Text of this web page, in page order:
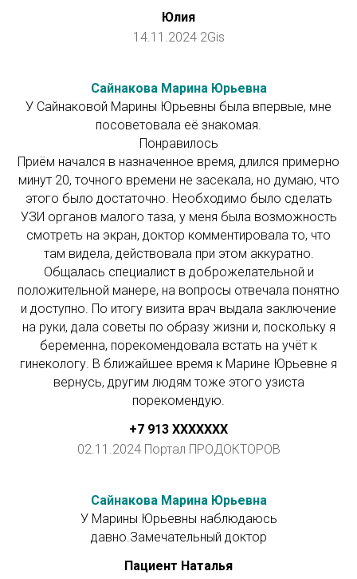
Юлия
14.11.2024 2Gis
Сайнакова Марина Юрьевна
У Сайнаковой Марины Юрьевны была впервые, мне
посоветовала её знакомая.
Понравилось
Приём начался в назначенное время, длился примерно
минут 20, точного времени не засекала, но думаю, что
этого было достаточно. Необходимо было сделать
УЗИ органов малого таза, у меня была возможность
смотреть на экран, доктор комментировала то, что
там видела, действовала при этом аккуратно.
Общалась специалист в доброжелательной и
положительной манере, на вопросы отвечала понятно
и доступно. По итогу визита врач выдала заключение
на руки, дала советы по образу жизни и, поскольку я
беременна, порекомендовала встать на учёт к
гинекологу. В ближайшее время к Марине Юрьевне я
вернусь, другим людям тоже этого узиста
порекомендую.
+7 913 ХХXXXXX
02.11.2024 Портал ПРОДОКТОРОВ
Сайнакова Марина Юрьевна
У Марины Юрьевны наблюдаюсь
давно.Замечательный доктор
Пациент Наталья